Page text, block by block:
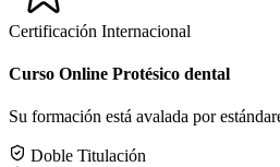
Certificación Internacional
Curso Online Protésico dental
Su formación está avalada por
Doble Titulación